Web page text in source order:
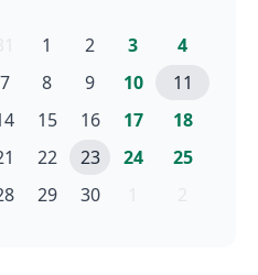
1 2 3 4
7 8 9 10 11
15 16 17 18
22 23 24 25
29 30